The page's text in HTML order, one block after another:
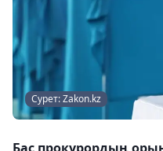
Сурет: Zakon.kz